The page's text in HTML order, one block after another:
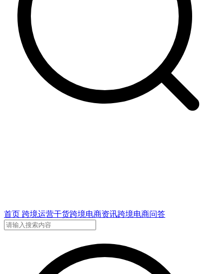
首页 跨境运营干货跨境电商资讯跨境电商问答